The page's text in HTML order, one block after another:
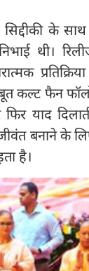
सिद्दीकी के
थी।
कल्ट फैन
याद
बनाने के
है।